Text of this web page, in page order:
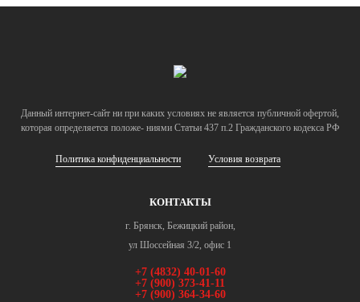
Данный интернет-сайт ни при каких условиях не является публичной офертой,
которая определяется положе- ниями Статьи 437 п.2 Гражданского кодекса РФ
Политика конфиденциальности Условия возврата
КОНТАКТЫ
г. Брянск, Бежицкий район,
ул Шоссейная 3/2, офис 1
+7 (4832) 40-01-60
+7 (900) 373-41-11
+7 (900) 364-34-60